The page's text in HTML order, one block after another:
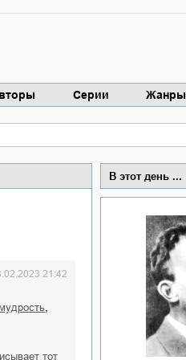
Серии Жанры
21:42
тот
В этот день ...